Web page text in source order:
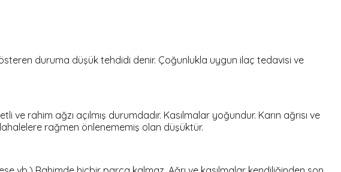
duruma düşük tehdidi denir. Çoğunlukla uygun ilaç tedavisi ve
rahim ağzı açılmış durumdadır. Kasılmalar yoğundur. Karın ağrısı ve
rağmen önlenememiş olan düşüktür.